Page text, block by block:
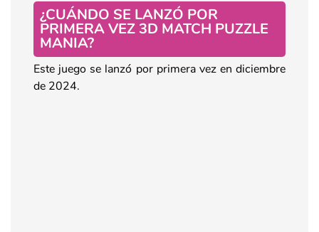
¿CUÁNDO SE LANZÓ POR
PRIMERA VEZ 3D MATCH PUZZLE
MANIA?
Este juego se lanzó por primera vez en diciembre
de 2024.